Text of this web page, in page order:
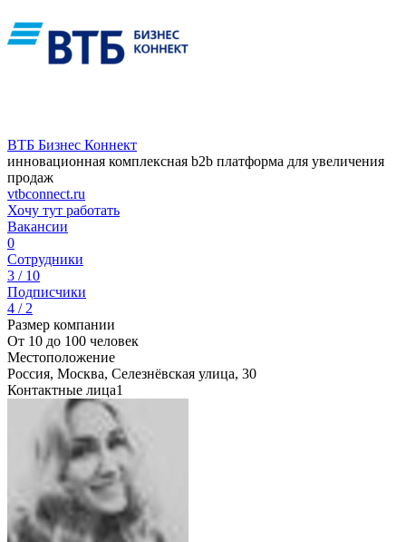
ВТБ Бизнес Коннект
инновационная комплексная b2b платформа для увеличения
продаж
vtbconnect.ru
Хочу тут работать
Вакансии
0
Сотрудники
3 / 10
Подписчики
4 / 2
Размер компании
От 10 до 100 человек
Местоположение
Россия, Москва, Селезнёвская улица, 30
Контактные лица1